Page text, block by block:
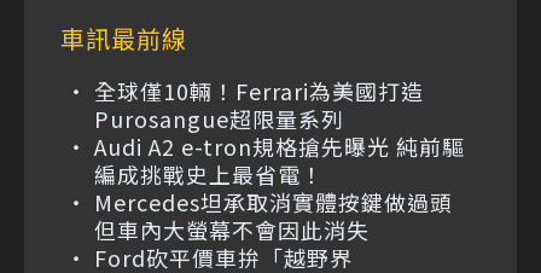
車訊最前線
全球僅10輛！Ferrari為美國打造
Purosangue超限量系列
Audi A2 e-tron規格搶先曝光 純前驅
編成挑戰史上最省電！
Mercedes坦承取消實體按鍵做過頭
但車內大螢幕不會因此消失
Ford砍平價車拚「越野界